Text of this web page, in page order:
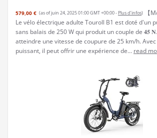
579,00 € (as of juin 24, 2025 01:00 GMT +00:00 - Plus d’infos)
【
Le vélo électrique adulte Touroll B1 est doté d'un
sans balais de 250 W qui produit un couple de 𝟒𝟓
atteindre une vitesse de coupure de 25 km/h.
puissant, il peut offrir une expérience de... read